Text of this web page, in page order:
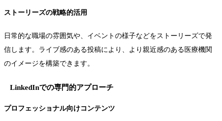
ストーリーズの戦略的活用
日常的な職場の雰囲気や、イベントの様子などをストーリーズで発
信します。ライブ感のある投稿により、より親近感のある医療機関
のイメージを構築できます。
LinkedInでの専門的アプローチ
プロフェッショナル向けコンテンツ